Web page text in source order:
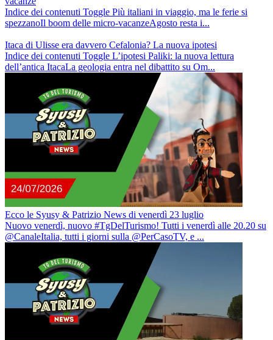
Indice dei contenuti Toggle Più italiani in viaggio, ma le ferie si
spezzanoIl boom delle micro-vacanzeAgosto resta i...
Itaca di Ulisse era davvero Cefalonia? La nuova ipotesi
Indice dei contenuti Toggle L’ipotesi Paliki: la nuova lettura
dell’antica ItacaLa geologia entra nel dibattito su Om...
Ecco le Syusy & Patrizio News di venerdì 23 luglio
Nuovo venerdì, nuovo #TgDelTurismo! Tutti i venerdì alle 20.20 su
@CanaleItalia, tutti i giorni sulla ‪@PerCasoTV, e ...